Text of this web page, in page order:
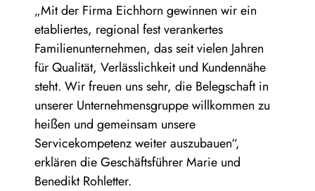
„Mit der Firma Eichhorn gewinnen wir ein
etabliertes, regional fest verankertes
Familienunternehmen, das seit vielen Jahren
für Qualität, Verlässlichkeit und Kundennähe
steht. Wir freuen uns sehr, die Belegschaft in
unserer Unternehmensgruppe willkommen zu
heißen und gemeinsam unsere
Servicekompetenz weiter auszubauen“,
erklären die Geschäftsführer Marie und
Benedikt Rohletter.